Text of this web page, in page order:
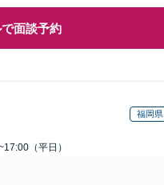
で面談予約
福岡県
（平日）